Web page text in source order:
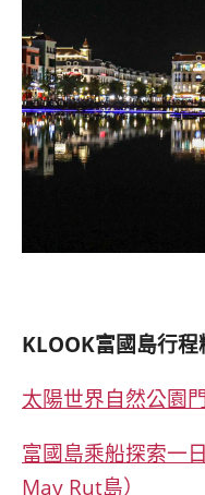
KLOOK富國島行程
太陽世界自然公園
富國島乘船探索一
May Rut島）